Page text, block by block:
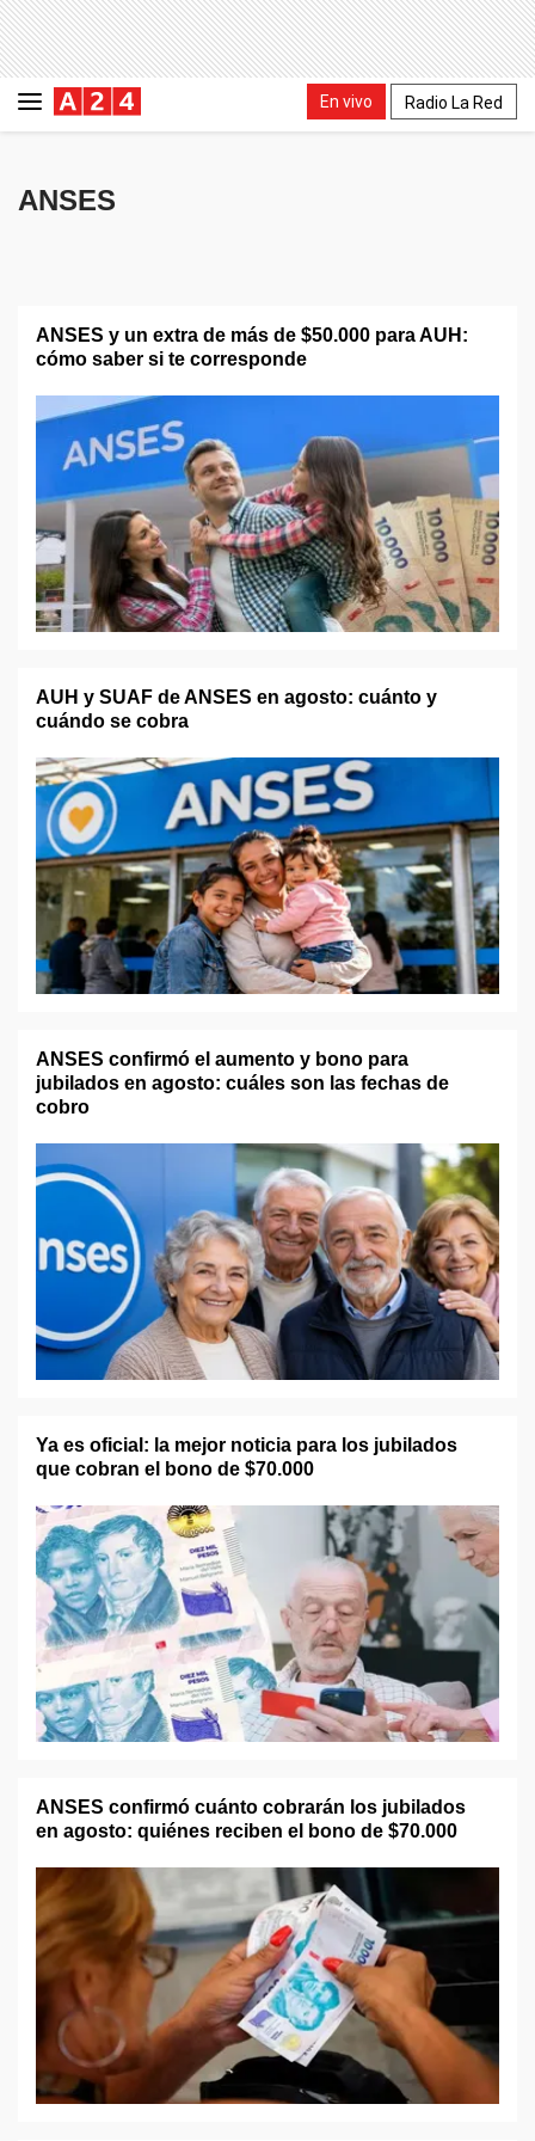
En vivo Radio La Red
ANSES
ANSES y un extra de más de $50.000 para AUH:
cómo saber si te corresponde
AUH y SUAF de ANSES en agosto: cuánto y
cuándo se cobra
ANSES confirmó el aumento y bono para
jubilados en agosto: cuáles son las fechas de
cobro
Ya es oficial: la mejor noticia para los jubilados
que cobran el bono de $70.000
ANSES confirmó cuánto cobrarán los jubilados
en agosto: quiénes reciben el bono de $70.000